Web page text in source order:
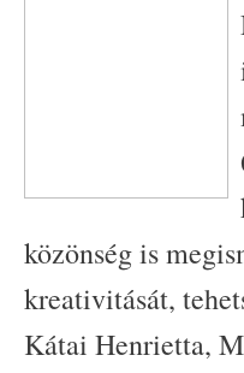
közönség is
kreativitását,
Kátai Henrietta,